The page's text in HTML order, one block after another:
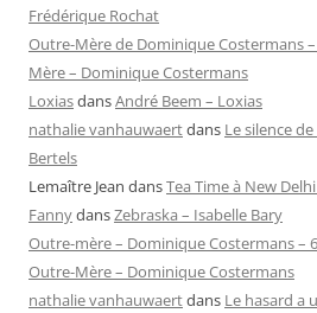
Frédérique Rochat
Outre-Mère de Dominique Costermans
Mère – Dominique Costermans
LoxiasdansAndré Beem – Loxias
nathalie vanhauwaertdans Le silence
Bertels
Lemaître Jean dansTea Time à New
FannydansZebraska – Isabelle Bary
Outre-mère – Dominique Costermans –
Outre-Mère – Dominique Costermans
nathalie vanhauwaertdans Le hasard a